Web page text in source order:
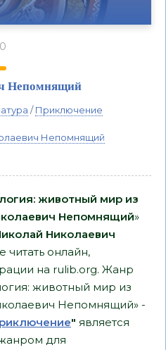
0
Непомнящий
/Приключение
Непомнящий
животный мир из
Непомнящий»
Николаевич
читать онлайн,
на rulib.org. Жанр
животный мир из
Непомнящий» -
" является
для